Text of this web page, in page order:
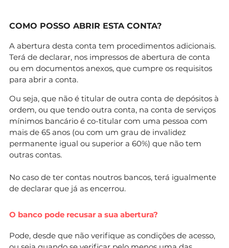
COMO POSSO ABRIR ESTA CONTA?
A abertura desta conta tem procedimentos adicionais.
Terá de declarar, nos impressos de abertura de conta
ou em documentos anexos, que cumpre os requisitos
para abrir a conta.
Ou seja, que não é titular de outra conta de depósitos à
ordem, ou que tendo outra conta, na conta de serviços
mínimos bancário é co-titular com uma pessoa com
mais de 65 anos (ou com um grau de invalidez
permanente igual ou superior a 60%) que não tem
outras contas.
No caso de ter contas noutros bancos, terá igualmente
de declarar que já as encerrou.
O banco pode recusar a sua abertura?
Pode, desde que não verifique as condições de acesso,